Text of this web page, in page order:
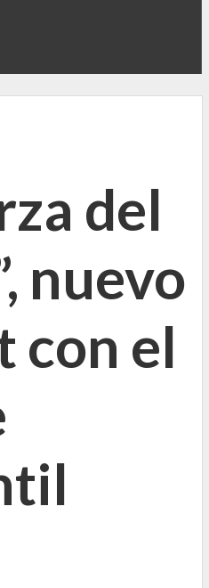
del
nuevo
con el